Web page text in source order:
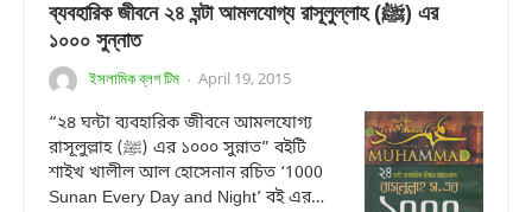
ব্যবহারিক জীবনে ২৪ ঘন্টা আমলযোগ্য রাসূলুল্লাহ (ﷺ) এর
১০০০ সুন্নাত
ইসলামিক ব্লগ টিম · April 19, 2015
“২৪ ঘন্টা ব্যবহারিক জীবনে আমলযোগ্য
রাসূলুল্লাহ (ﷺ) এর ১০০০ সুন্নাত” বইটি
শাইখ খালীল আল হোসেনান রচিত ‘1000
Sunan Every Day and Night’ বই এর…